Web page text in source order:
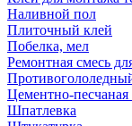
Наливной пол
Плиточный клей
Побелка, мел
Ремонтная смесь
Цементно-песчаная
Шпатлевка